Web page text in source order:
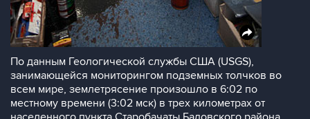
По данным Геологической службы США (USGS),
занимающейся мониторингом подземных толчков во
всем мире, землетрясение произошло в 6:02 по
местному времени (3:02 мск) в трех километрах от